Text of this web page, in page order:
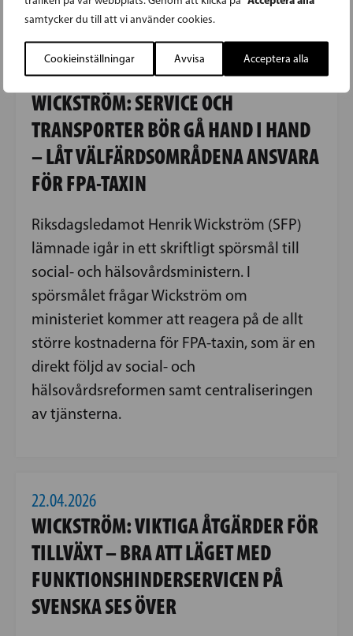
samtycker du till att vi använder cookies.
Cookieinställningar Avvisa Acceptera alla
24.04.2026
WICKSTRÖM: SERVICE OCH
TRANSPORTER BÖR GÅ HAND I HAND
– LÅT VÄLFÄRDSOMRÅDENA ANSVARA
FÖR FPA-TAXIN
Riksdagsledamot Henrik Wickström (SFP)
lämnade igår in ett skriftligt spörsmål till
social- och hälsovårdsministern. I
spörsmålet frågar Wickström om
ministeriet kommer att reagera på de allt
större kostnaderna för FPA-taxin, som är en
direkt följd av social- och
hälsovårdsreformen samt centraliseringen
av tjänsterna.
22.04.2026
WICKSTRÖM: VIKTIGA ÅTGÄRDER FÖR
TILLVÄXT – BRA ATT LÄGET MED
FUNKTIONSHINDERSERVICEN PÅ
SVENSKA SES ÖVER